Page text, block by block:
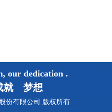
our dedication .
就 梦想
份有限公司 版权所有